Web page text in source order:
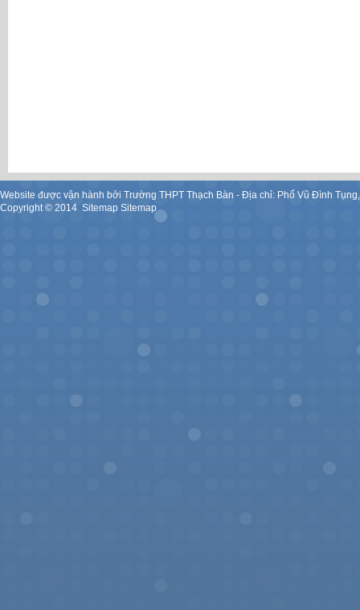
Website được vận hành bởi Trường THPT Thạch Bàn - Địa chỉ: Phố Vũ Đình
Copyright © 2014. Sitemap Sitemap